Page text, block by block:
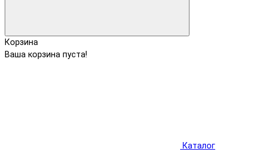
Корзина
Ваша корзина пуста!
Каталог